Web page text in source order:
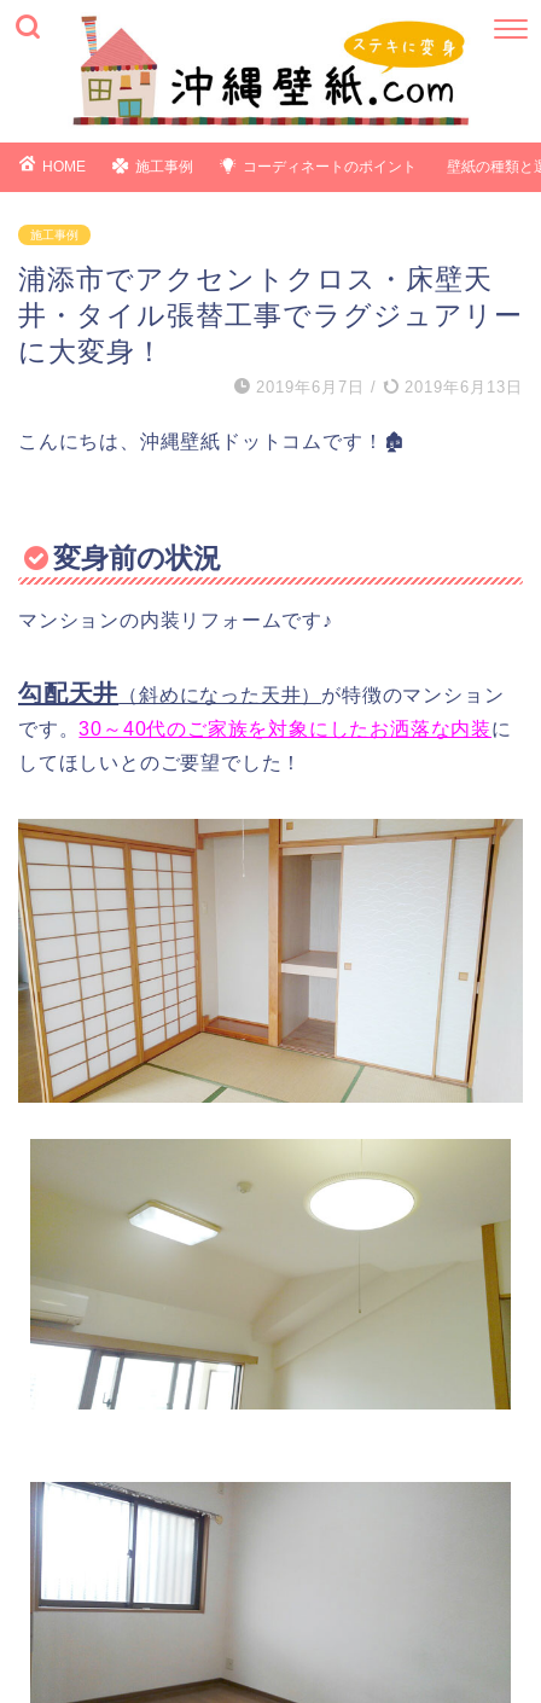
HOME 施工事例 コーディネートのポイント 壁紙の種類と
施工事例
浦添市でアクセントクロス・床壁天
井・タイル張替工事でラグジュアリー
に大変身！
2019年6月7日 / 2019年6月13日
こんにちは、沖縄壁紙ドットコムです！🏚
変身前の状況
マンションの内装リフォームです♪
勾配天井 （斜めになった天井） が特徴のマンション
です。30～40代のご家族を対象にしたお洒落な内装に
してほしいとのご要望でした！